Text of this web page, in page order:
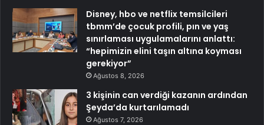
Disney, hbo ve netflix temsilcileri
tbmm’de çocuk profili, pın ve yaş
sınırlaması uygulamalarını anlattı:
“hepimizin elini taşın altına koyması
gerekiyor”
Ağustos 8, 2026
3 kişinin can verdiği kazanın ardından
Şeyda’da kurtarılamadı
Ağustos 7, 2026